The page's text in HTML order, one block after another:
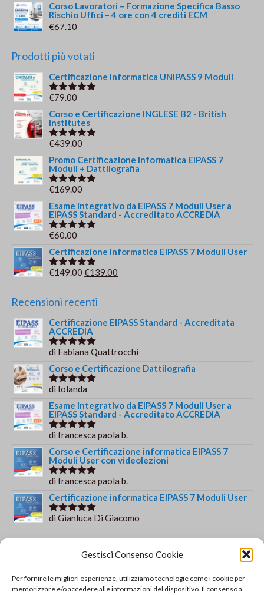
Gestisci Consenso Cookie
Per fornire le migliori esperienze, utilizziamo tecnologie come i cookie per
memorizzare e/o accedere alle informazioni del dispositivo. Il consenso a
Corso Lavoratori – Formazione Specifica Basso
Rischio Uffici – 4 ore con 4 crediti ECM
€67.10
Prodotti più votati
Certificazione Informatica UNIPASS 9 Moduli
Valutato
€79.00
Corso e Certificazione INGLESE B2 - British
Institutes
Valutato
€439.00
Promo Certificazione Informatica EIPASS 7
Moduli + Dattilografia
Valutato
€169.00
Esame integrativo da EIPASS 7 Moduli User a
EIPASS Standard - Accreditato ACCREDIA
Valutato
€60.00
Certificazione informatica EIPASS 7 Moduli User
Valutato
€149.00Il
originale
€149.00.
€139.00
€139.00.
Recensioni recenti
Certificazione EIPASS Standard - Accreditata
ACCREDIA
Valutato5
di Fabiana Quattrocchi
Corso e Certificazione Dattilografia
Valutato5
di Iolanda
Esame integrativo da EIPASS 7 Moduli User a
EIPASS Standard - Accreditato ACCREDIA
Valutato5
di francesca paola b.
Corso e Certificazione informatica EIPASS 7
Moduli User con videolezioni
Valutato5
di francesca paola b.
Certificazione informatica EIPASS 7 Moduli User
Valutato5
di Gianluca Di Giacomo
84013 Cava de' Tirreni